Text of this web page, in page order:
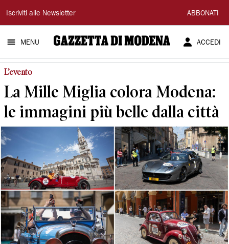
Gazzetta
di
Modena
Iscriviti alle Newsletter ABBONATI
MENU ACCEDI
L’evento
La Mille Miglia colora Modena:
le immagini più belle dalla città